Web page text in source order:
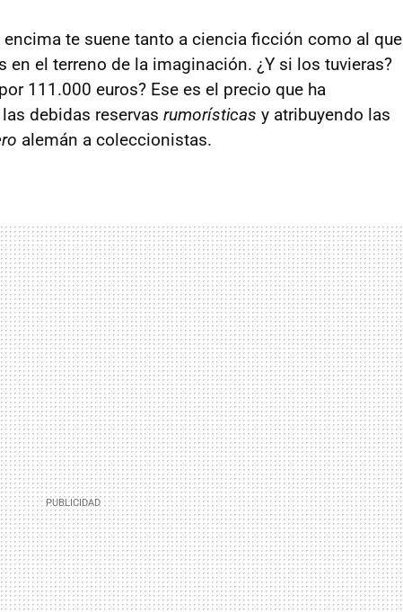
te suene tanto a ciencia ficción como al que
el terreno de la imaginación. ¿Y si los tuvieras?
por 111.000 euros? Ese es el precio que ha
debidas reservas rumorísticas y atribuyendo las
alemán a coleccionistas.